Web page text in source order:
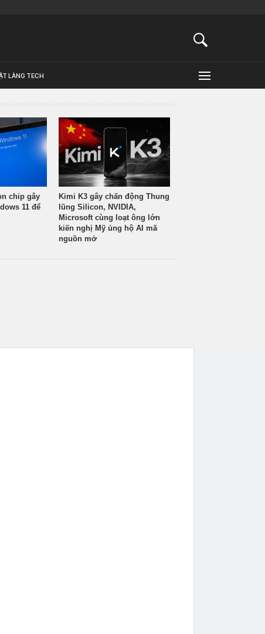
LÀNG TECH
chip gây
11 để
Kimi K3 gây chấn động Thung
lũng Silicon, NVIDIA,
Microsoft cùng loạt ông lớn
kiến nghị Mỹ ủng hộ AI mã
nguồn mở